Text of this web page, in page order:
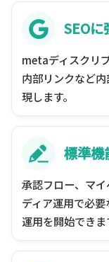
SEOに
metaディスクリ
内部リンクなど
現します。
標準機
承認フロー、マ
ディア運用で必
運用を開始できま